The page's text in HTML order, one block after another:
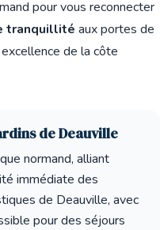
pour vous reconnecter
tranquillité aux portes de
de la côte
de Deauville
normand, alliant
immédiate des
de Deauville, avec
pour des séjours